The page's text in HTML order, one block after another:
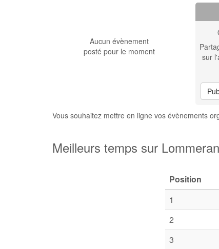
Aucun évènement
posté pour le moment
sur
Vous souhaitez mettre en ligne vos évènements
Meilleurs temps sur
Position
1
2
3